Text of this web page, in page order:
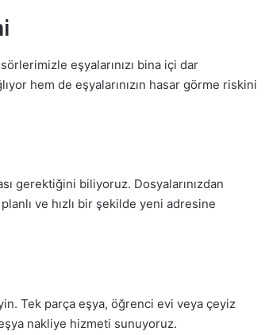
eşyalarınızı bina içi dar
hem de eşyalarınızın hasar görme riskini
gerektiğini biliyoruz. Dosyalarınızdan
ve hızlı bir şekilde yeni adresine
Tek parça eşya, öğrenci evi veya çeyiz
nakliye hizmeti sunuyoruz.